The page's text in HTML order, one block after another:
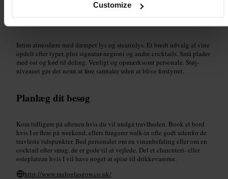
Customize
Intim atmosfære med dæmpet lys og stearinlys. Et bredt udvalg af vine
opdelt efter typer, plus signatur-negroni og andre cocktails. Små plader
med ost og kød til deling. Venligt og opmærksomt personale. Støj-
niveauet gør det nemt at føre samtaler uden at blive forstyrret.
Planlæg dit besøg
Kom tidligere på aftenen hvis du vil undgå travlheden. Book et bord
hvis I er flere på weekend, ellers fungerer walk-in ofte godt udenfor de
travleste tidspunkter. Bed personalet om en vinanbefaling eller om en
cocktail efter smag, de er gode til at vejlede. Del et charcuteri- eller
osteplateau hvis I vil have noget at spise til drikkevarerne.
http://www.maloglasgow.co.uk/